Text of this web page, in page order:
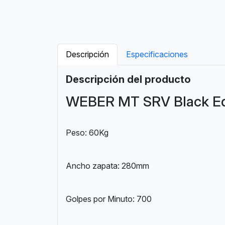
Descripción Especificaciones
Descripción del producto
WEBER MT SRV Black
Peso: 60Kg
Ancho zapata: 280mm
Golpes por Minuto: 700